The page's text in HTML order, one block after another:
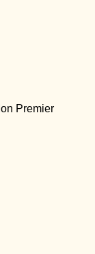
Premier